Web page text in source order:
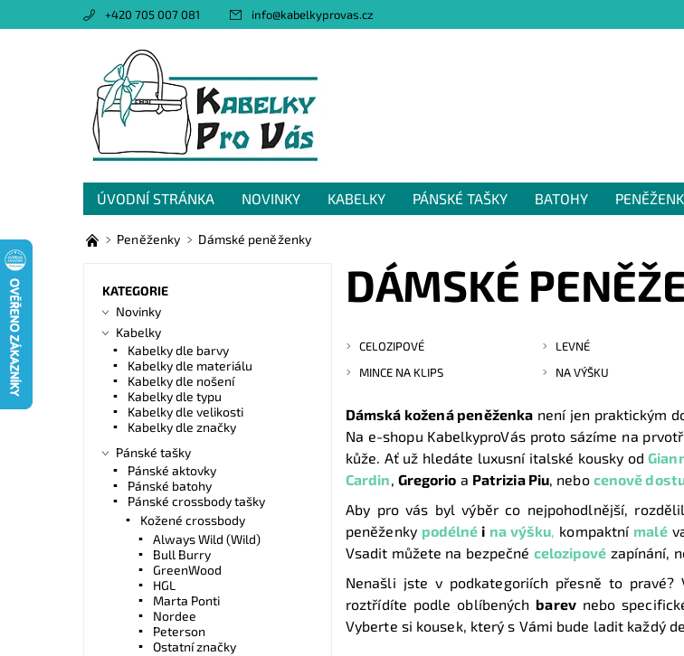
+420 705 007 081 info@kabelkyprovas.cz
ÚVODNÍ STRÁNKA NOVINKY KABELKY PÁNSKÉ TAŠKY BATOHY
OBCHODNÍ PODMÍNKY
GDPR
Peněženky Dámské peněženky
DÁMSKÉ
CELOZIPOVÉ LEVNÉ
MINCE NA KLIPS
NA VÝŠKU
Dámská kožená peněženka není jen praktickým
Na e-shopu KabelkyproVás proto sázíme na
kůže. Ať už hledáte luxusní italské kousky od
Cardin, Gregorio a Patrizia Piu, nebo cenově
Aby pro vás byl výběr co nejpohodlnější,
peněženky podélné i na výšku, kompaktní malé
Vsadit můžete na bezpečné celozipové zapínání,
Nenašli jste v podkategoriích přesně to
roztřídíte podle oblíbených barevnebo
Vyberte si kousek, který s Vámi bude ladit každý
KATEGORIE
Novinky
Kabelky
Kabelky dle barvy
Kabelky dle materiálu
Kabelky dle nošení
Kabelky dle typu
Kabelky dle velikosti
Kabelky dle značky
Pánské tašky
Pánské aktovky
Pánské batohy
Pánské crossbody tašky
Kožené crossbody
Always Wild (Wild)
Bull Burry
GreenWood
HGL
Marta Ponti
Nordee
Peterson
Ostatní značky